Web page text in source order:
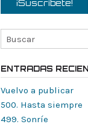
ENTRADAS
Vuelvo a publicar
500. Hasta siempre
499. Sonríe